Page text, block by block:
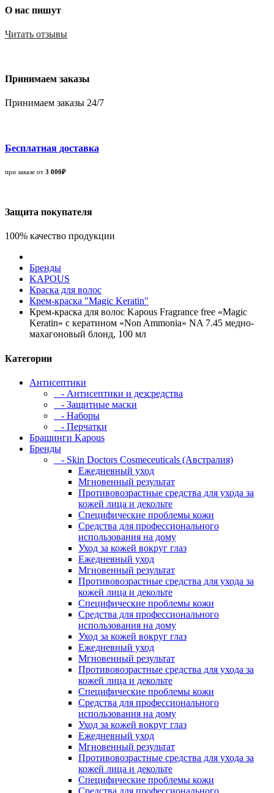
О нас пишут
Читать отзывы
Принимаем заказы
Принимаем заказы 24/7
Бесплатная доставка
при заказе от 3 000₽
Защита покупателя
100% качество продукции
Бренды
KAPOUS
Краска для волос
Крем-краска "Magic Keratin"
Крем-краска для волос Kapous Fragrance free «Magic
Keratin» с кератином «Non Ammonia» NA 7.45 медно-
махагоновый блонд, 100 мл
Категории
Антисептики
- Антисептики и дезсредства
- Защитные маски
- Наборы
- Перчатки
Брашинги Kapous
Бренды
- Skin Doctors Cosmeceuticals (Австралия)
Ежедневный уход
Мгновенный результат
Противовозрастные средства для ухода за
кожей лица и декольте
Специфические проблемы кожи
Средства для профессионального
использования на дому
Уход за кожей вокруг глаз
Ежедневный уход
Мгновенный результат
Противовозрастные средства для ухода за
кожей лица и декольте
Специфические проблемы кожи
Средства для профессионального
использования на дому
Уход за кожей вокруг глаз
Ежедневный уход
Мгновенный результат
Противовозрастные средства для ухода за
кожей лица и декольте
Специфические проблемы кожи
Средства для профессионального
использования на дому
Уход за кожей вокруг глаз
Ежедневный уход
Мгновенный результат
Противовозрастные средства для ухода за
кожей лица и декольте
Специфические проблемы кожи
Средства для профессионального